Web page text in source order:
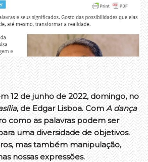
12 de junho de 2022, domingo, no
, de Edgar Lisboa. ComA dança
como as palavras podem ser
uma diversidade de objetivos.
mas também manipulação,
nossas expressões.